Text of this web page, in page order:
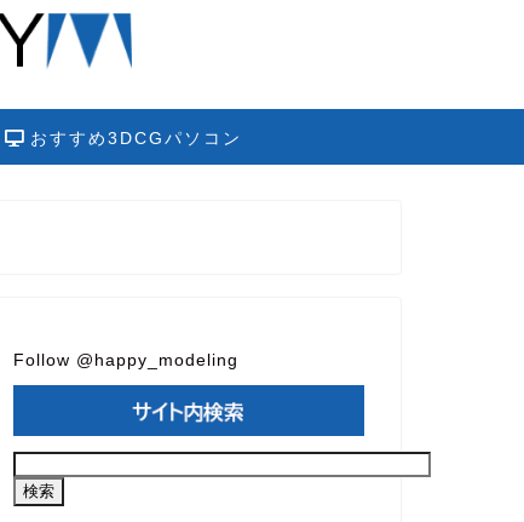
おすすめ3DCGパソコン
Follow @happy_modeling